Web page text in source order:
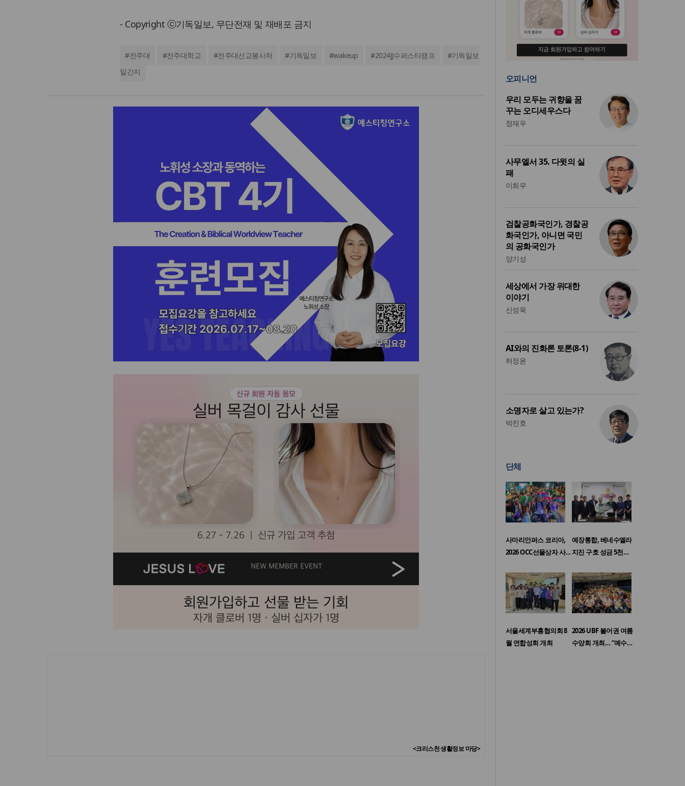
- Copyright ⓒ기독일보, 무단전재 및 재배포 금지
#전주대 #전주대학교 #전주대선교봉사처 #기독일보 #wakeup #2024JJ수퍼스타캠프 #기독일보
일간지
<크리스천 생활정보 마당>
오피니언
우리 모두는 귀향을 꿈
꾸는 오디세우스다
정재우
사무엘서 35. 다윗의 실
패
이희우
검찰공화국인가, 경찰공
화국인가, 아니면 국민
의 공화국인가
양기성
세상에서 가장 위대한
이야기
신성욱
AI와의 진화론 토론(8-1)
허정윤
소명자로 살고 있는가?
박진호
단체
사마리안퍼스 코리아,
2026 OCC선물상자 사…
예장통합, 베네수엘라
지진 구호 성금 5천…
서울세계부흥협의회 8
월 연합성회 개최
2026 UBF 불어권 여름
수양회 개최… “예수…